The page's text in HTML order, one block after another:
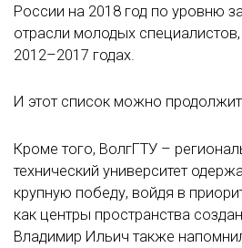
России на 2018 год по уровню
отрасли молодых
2012–2017 годах.
И этот список можно
Кроме того, ВолгГТУ –
технический университет
крупную победу, войдя в
как центры пространства
Владимир Ильич также